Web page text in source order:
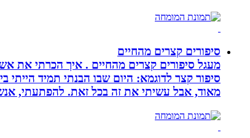
סיפורים קצרים מהחיים
מעגל סיפורים קצרים מהחיים . איך הכרתי את
סיפור קצר לדוגמא: היום שבו הבנתי תמיד
מאוד, אבל עשיתי את זה בכל זאת. להפתעתי,